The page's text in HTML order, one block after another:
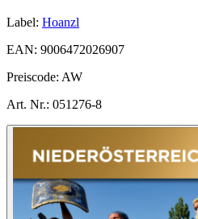
Label: Hoanzl
EAN: 9006472026907
Preiscode: AW
Art. Nr.: 051276-8